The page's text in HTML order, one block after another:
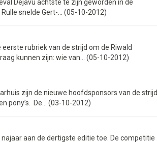
Dejavu achtste te zijn geworden in de
snelde Gert-... (05-10-2012)
eerste rubriek van de strijd om de Riwald
kunnen zijn: wie van... (05-10-2012)
zijn de nieuwe hoofdsponsors van de strijd
pony’s. De... (03-10-2012)
najaar aan de dertigste editie toe. De competitie